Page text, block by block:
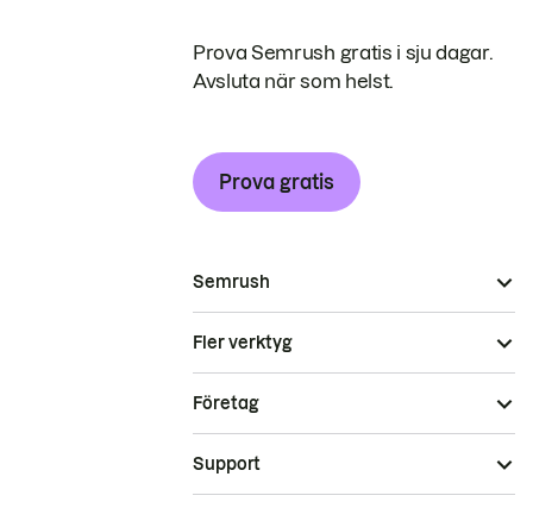
Prova Semrush gratis i sju dagar.
Avsluta när som helst.
Prova gratis
Semrush
Fler verktyg
Företag
Support